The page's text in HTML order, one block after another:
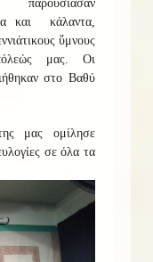
παρουσίασαν
και κάλαντα,
ὕμνους
μας. Οι
στο Βαθύ
μας ομίλησε
σε όλα τα